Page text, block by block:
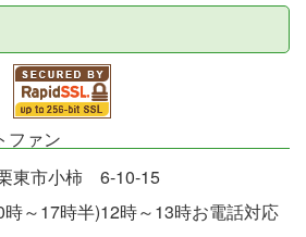
ファン
東市小柿 6-10-15
～17時半)12時～13時お電話対応